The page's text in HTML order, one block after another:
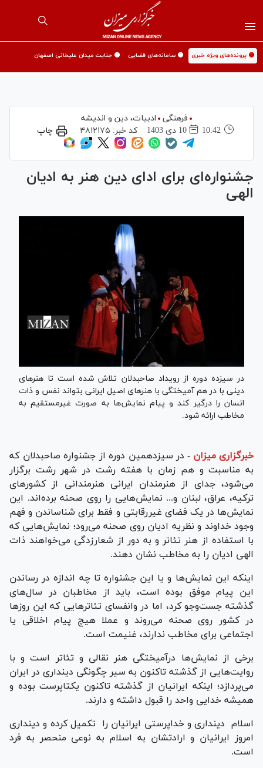
🟡 پرونده‌های ویژه خبری 🟡 سامانه‌های قضایی 🟡 جنایت میدان علیخانی اصفهان
فرهنگی
ادبیات، دین و اندیشه
10:42
10 دی 1403 کد خبر: ۴۸۱۲۱۷۵ چاپ
جشنواره‌ای برای ادای دین هنر به ادیان
الهی
در سیزده دوره از رویداد صاحبدلان تلاش شده است تا هنر‌های
دینی با در هم آمیختگی با هنر‌های اصیل ایرانی بتواند نفس و ذات
انسان را درگیر کند و پیام نمایش‌ها به صورت غیرمستقیم به
مخاطب ارائه شود.
خبرگزاری میزان - در سیزدهمین دوره از جشنواره صاحبدلان که
به مناسبت و هم زمان با هفته رشت در شهر رشت برگزار
می‌شود، جدای از هنرمندان ایرانی هنرمندانی از کشور‌های
ترکیه، عراق، لبنان و... نمایش‌هایی را روی صحنه برده‌اند. این
نمایش‌ها در یک فضای غیررقابتی و فقط برای شناساندن و فهم
وجود خداوند و نظریه ادیان روی صحنه می‌رود؛ نمایش‌هایی که
با استفاده از هنر تئاتر و به دور از شعارزدگی می‌خواهند ذات
الهی ادیان را به مخاطب نشان دهند.
اینکه این نمایش‌ها و یا این جشنواره تا چه اندازه در رساندن
این پیام موفق بوده است، باید از مخاطبان در سال‌های
گذشته جست‌وجو کرد، اما در وانفسای تئاتر‌هایی که این روز‌ها
در کشور روی صحنه می‌روند و عملا هیچ پیام اخلاقی یا
اجتماعی برای مخاطب ندارند، غنیمت است.
برخی از نمایش‌ها درآمیختگی هنر نقالی و تئاتر است و با
روایت‌هایی از گذشته تاکنون به سیر چگونگی دینداری در ایران
می‌پردازد؛ اینکه ایرانیان از گذشته تاکنون یکتاپرست بوده و
همیشه خدایی واحد را قبول داشته و دارند.
اسلام دینداری و خداپرستی ایرانیان را تکمیل کرده و دینداری
امروز ایرانیان و ارادتشان به اسلام به نوعی منحصر به فرد
است.